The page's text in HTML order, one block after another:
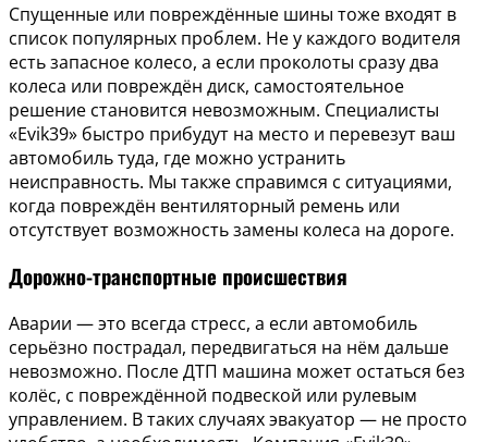
Спущенные или повреждённые шины тоже входят в
список популярных проблем. Не у каждого водителя
есть запасное колесо, а если проколоты сразу два
колеса или повреждён диск, самостоятельное
решение становится невозможным. Специалисты
«Evik39» быстро прибудут на место и перевезут ваш
автомобиль туда, где можно устранить
неисправность. Мы также справимся с ситуациями,
когда повреждён вентиляторный ремень или
отсутствует возможность замены колеса на дороге.
Дорожно-транспортные происшествия
Аварии — это всегда стресс, а если автомобиль
серьёзно пострадал, передвигаться на нём дальше
невозможно. После ДТП машина может остаться без
колёс, с повреждённой подвеской или рулевым
управлением. В таких случаях эвакуатор — не просто